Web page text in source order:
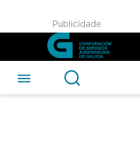
Skip to Main Content
&#39;Taxi
Publicidade